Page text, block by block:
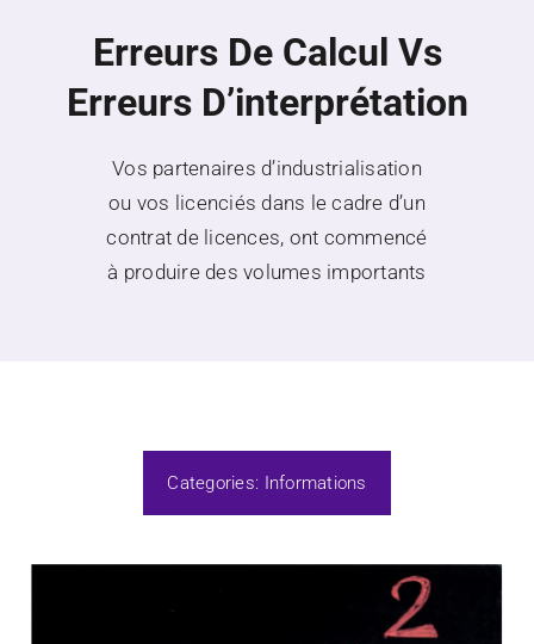
Erreurs De Calcul Vs
Erreurs D’interprétation
Vos partenaires d’industrialisation
ou vos licenciés dans le cadre d’un
contrat de licences, ont commencé
à produire des volumes importants
Categories: Informations